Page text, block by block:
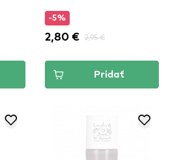
-5%
2,80 € 2,95 €
Pridať